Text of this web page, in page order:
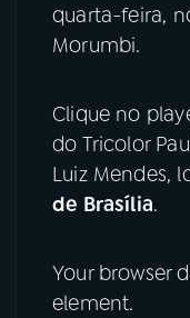
TikTok
quarta-feira,
Morumbi.
Clique no
do Tricolor
Luiz Mendes,
de Brasília.
Your browser
element.